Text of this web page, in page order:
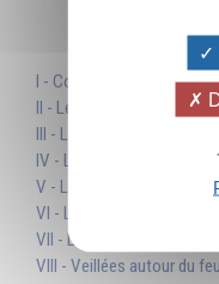
I - Comment aborder
II - Le nombre 10 et les
III - L'Arbre de Vie :
IV - Le tétragramme et les
V - La création du monde
VI - La chute de l'homme
VII - Les 4 éléments
VIII - Veillées autour du feu